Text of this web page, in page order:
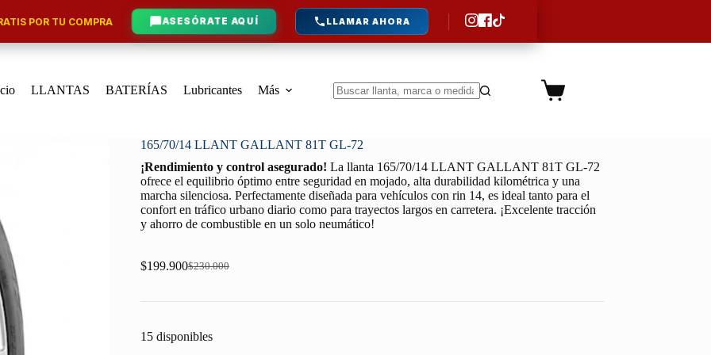
POR TU COMPRA ASESÓRATE AQUÍ LLAMAR AHORA
LLANTAS BATERÍAS Lubricantes
Más
Carro
165/70/14 LLANT GALLANT 81T GL-72
¡Rendimiento y control asegurado! La llanta 165/70/14 LLANT GALLANT 81T GL-72
ofrece el equilibrio óptimo entre seguridad en mojado, alta durabilidad kilométrica y una
marcha silenciosa. Perfectamente diseñada para vehículos con rin 14, es ideal tanto para el
confort en tráfico urbano diario como para trayectos largos en carretera. ¡Excelente tracción
y ahorro de combustible en un solo neumático!
$230.000
Original
was:
$199.900Current
is:
15 disponibles